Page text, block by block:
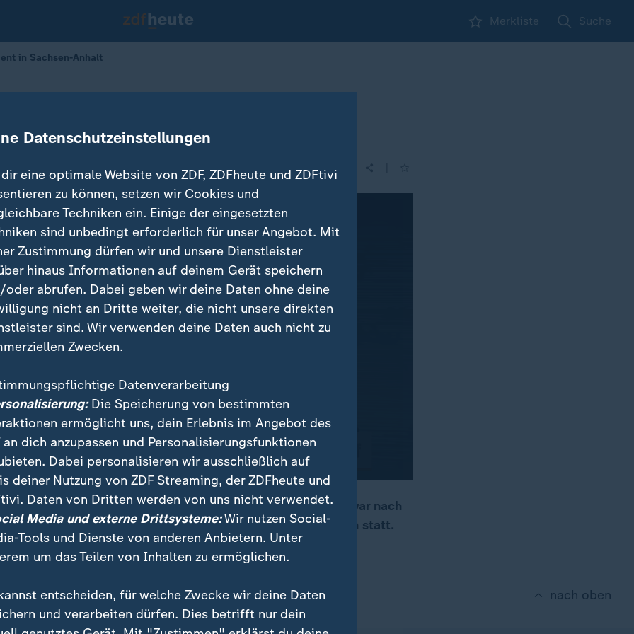
Merkliste Suche
in Sachsen-Anhalt
in Sachsen-Anhalt
neuer Ministerpräsident Sachsen-Anhalts. Reiner Haseloff war nach
Bereits in sieben Monaten finden Landtagswahlen statt.
nach oben
Datenschutzeinstellungen
eine optimale Website von ZDF, ZDFheute und ZDFtivi
zu können, setzen wir Cookies und
Techniken ein. Einige der eingesetzten
sind unbedingt erforderlich für unser Angebot. Mit
Zustimmung dürfen wir und unsere Dienstleister
hinaus Informationen auf deinem Gerät speichern
oder abrufen. Dabei geben wir deine Daten ohne deine
nicht an Dritte weiter, die nicht unsere direkten
sind. Wir verwenden deine Daten auch nicht zu
Zwecken.
Datenverarbeitung
Die Speicherung von bestimmten
ermöglicht uns, dein Erlebnis im Angebot des
an dich anzupassen und Personalisierungsfunktionen
Dabei personalisieren wir ausschließlich auf
deiner Nutzung von ZDF Streaming, der ZDFheute und
Daten von Dritten werden von uns nicht verwendet.
Media und externe Drittsysteme:Wir nutzen Social-
Tools und Dienste von anderen Anbietern. Unter
um das Teilen von Inhalten zu ermöglichen.
entscheiden, für welche Zwecke wir deine Daten
und verarbeiten dürfen. Dies betrifft nur dein